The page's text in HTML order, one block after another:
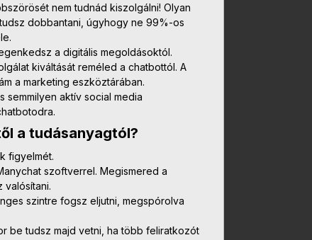
nem tudnád kiszolgálni! Olyan
dobbantani, úgyhogy ne 99%-os
a digitális megoldásoktól.
kiváltását reméled a chatbottól. A
a marketing eszköztárában.
semmilyen aktív social media
a tudásanyagtól?
figyelmét.
szoftverrel. Megismered a
valósítani.
szintre fogsz eljutni, megspórolva
be tudsz majd vetni, ha több feliratkozót